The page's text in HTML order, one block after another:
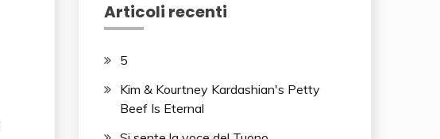
Articoli recenti
5
Kim & Kourtney Kardashian's Petty
Beef Is Eternal